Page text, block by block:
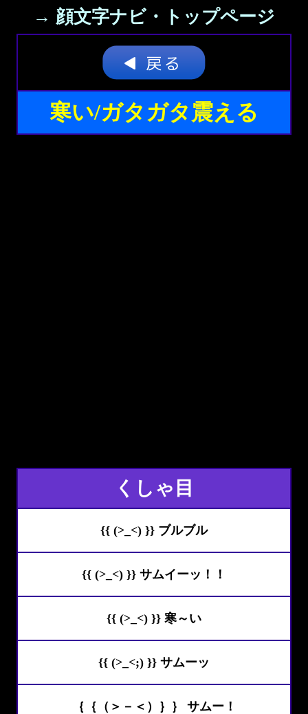
→ 顔文字ナビ・トップページ
寒い/ガタガタ震える
くしゃ目
{{ (>_<) }} ブルブル
{{ (>_<) }} サムイーッ！！
{{ (>_<) }} 寒～い
{{ (>_<;) }} サムーッ
｛｛（＞－＜）｝｝ サムー！